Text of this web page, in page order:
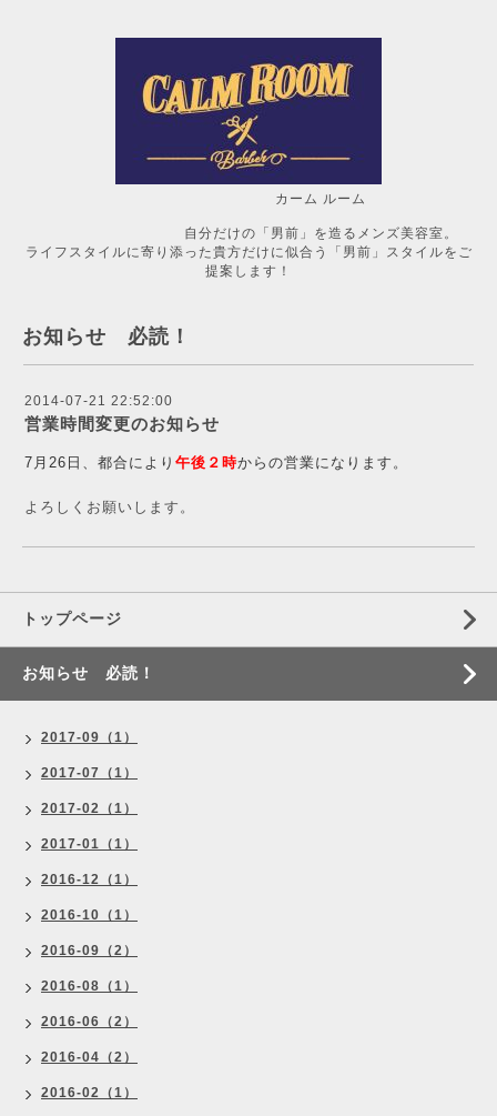
カーム ルーム
自分だけの「男前」を造るメンズ美容室。
ライフスタイルに寄り添った貴方だけに似合う「男前」スタイルをご
提案します！
お知らせ 必読！
2014-07-21 22:52:00
営業時間変更のお知らせ
7月26日、都合により 午後２時からの営業になります。
よろしくお願いします。
トップページ
お知らせ 必読！
2017-09（1）
2017-07（1）
2017-02（1）
2017-01（1）
2016-12（1）
2016-10（1）
2016-09（2）
2016-08（1）
2016-06（2）
2016-04（2）
2016-02（1）